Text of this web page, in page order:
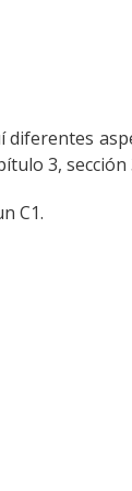
diferentes
3, sección
C1.